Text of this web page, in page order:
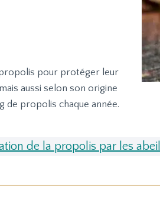
pour protéger leur
aussi selon son origine
de propolis chaque année.
de la propolis par les